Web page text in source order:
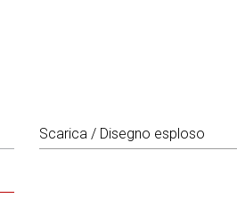
Scarica / Disegno esploso